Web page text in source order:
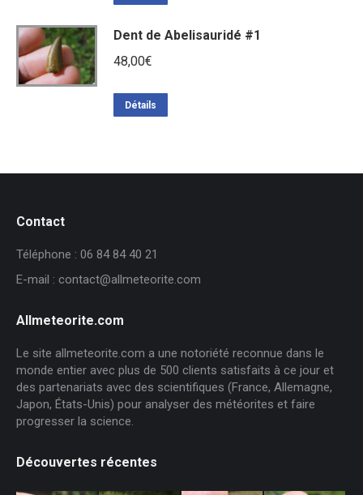
Dent de Abelisauridé #1
48,00€
Détails
Contact
Téléphone : 06 84 84 40 21
E-mail : contact@allmeteorite.com
Allmeteorite.com
Le site allmeteorite.com a une notoriété reconnue dans le
monde entier avec plus de 500 clients satisfaits à ce jour et
des partenariats avec des scientifiques (France, Allemagne,
Japon, États-Unis) pour analyser des météorites et faire
progresser la science.
Découvertes récentes